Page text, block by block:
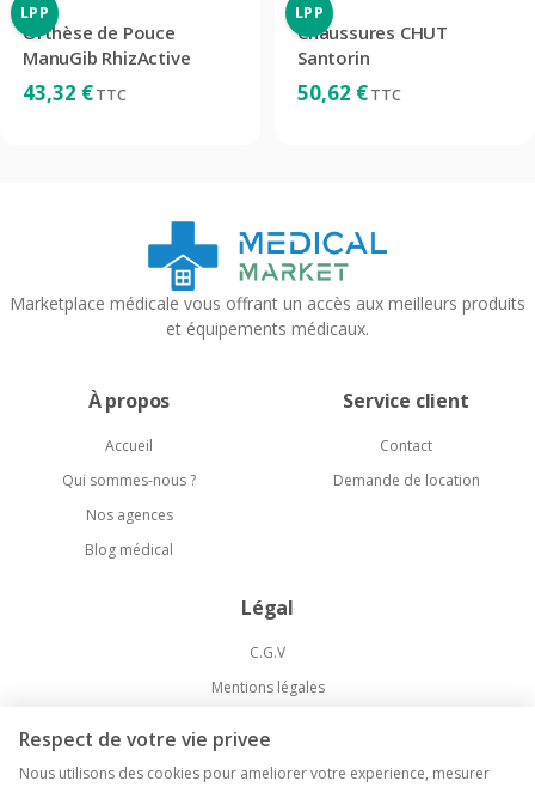
LPP
Orthèse de Pouce
ManuGib RhizActive
43,32 €TTC
LPP
Chaussures CHUT
Santorin
50,62 €TTC
Marketplace médicale vous offrant un accès aux meilleurs produits
et équipements médicaux.
À propos
Accueil
Qui sommes-nous ?
Nos agences
Blog médical
Service client
Contact
Demande de location
Légal
C.G.V
Mentions légales
Livraison et Retours
Respect de votre vie privee
Nous utilisons des cookies pour ameliorer votre experience, mesurer